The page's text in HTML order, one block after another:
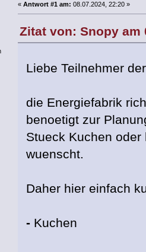
«Antwort #1 am: 08.07.2024, 22:20 »
Zitat von: Snopy am
Liebe Teilnehmer
die Energiefabrik
benoetigt zur
Stueck Kuchen
wuenscht.
Daher hier einfach
- Kuchen